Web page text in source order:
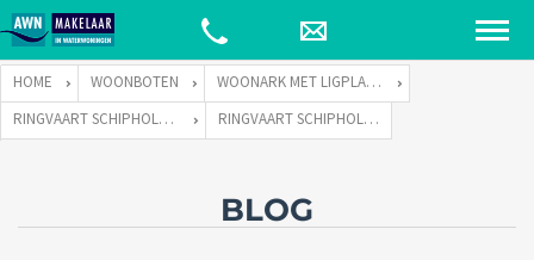
HOME WOONBOTEN
WOONARK MET LIGPLAATS
RINGVAART SCHIPHOLDIJK 500-WS TE 1432 CC AALSMEER
RINGVAART SCHIPHOLDIJK 500WS AALSMEER-78
BLOG